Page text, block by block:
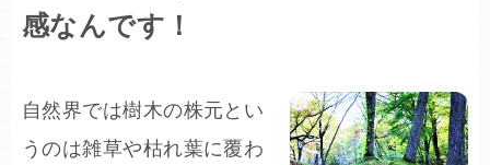
感なんです！
自然界では樹木の株元とい
うのは雑草や枯れ葉に覆わ